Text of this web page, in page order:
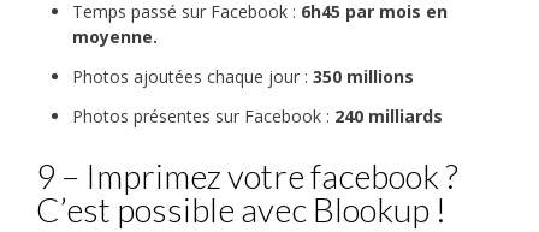
Temps passé sur Facebook : 6h45 par mois en
moyenne.
Photos ajoutées chaque jour : 350 millions
Photos présentes sur Facebook : 240 milliards
9 – Imprimez votre facebook ?
C’est possible avec Blookup !